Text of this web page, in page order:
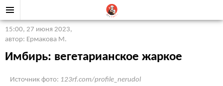
15:00, 27 июня 2023,
автор: Ермакова М.
Имбирь: вегетарианское жаркое
Источник фото: 123rf.com/profile_nerudol